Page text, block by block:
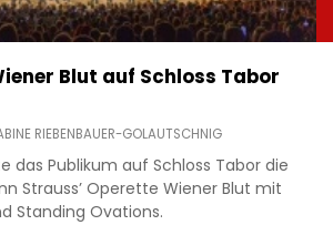
Blut auf Schloss Tabor
RIEBENBAUER-GOLAUTSCHNIG
das Publikum auf Schloss Tabor die
Strauss’ Operette Wiener Blut mit
Standing Ovations.